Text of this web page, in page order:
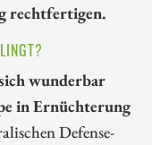
rechtfertigen.
wunderbar
in Ernüchterung
Defense-